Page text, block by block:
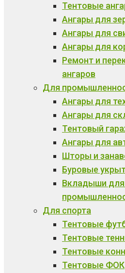
Тентовые
Ангары для
Ангары для
Ангары для
Ремонт и
ангаров
Для
Ангары для
Ангары для
Тентовый
Ангары для
Шторы и
Буровые
Вкладыши
Для спорта
Тентовые
Тентовые
Тентовые
Тентовые ФОК